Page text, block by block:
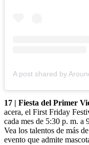
17 | Fiesta del Primer
acera, el First Friday
cada mes de 5:30 p. m.
Vea los talentos de más
evento que admite